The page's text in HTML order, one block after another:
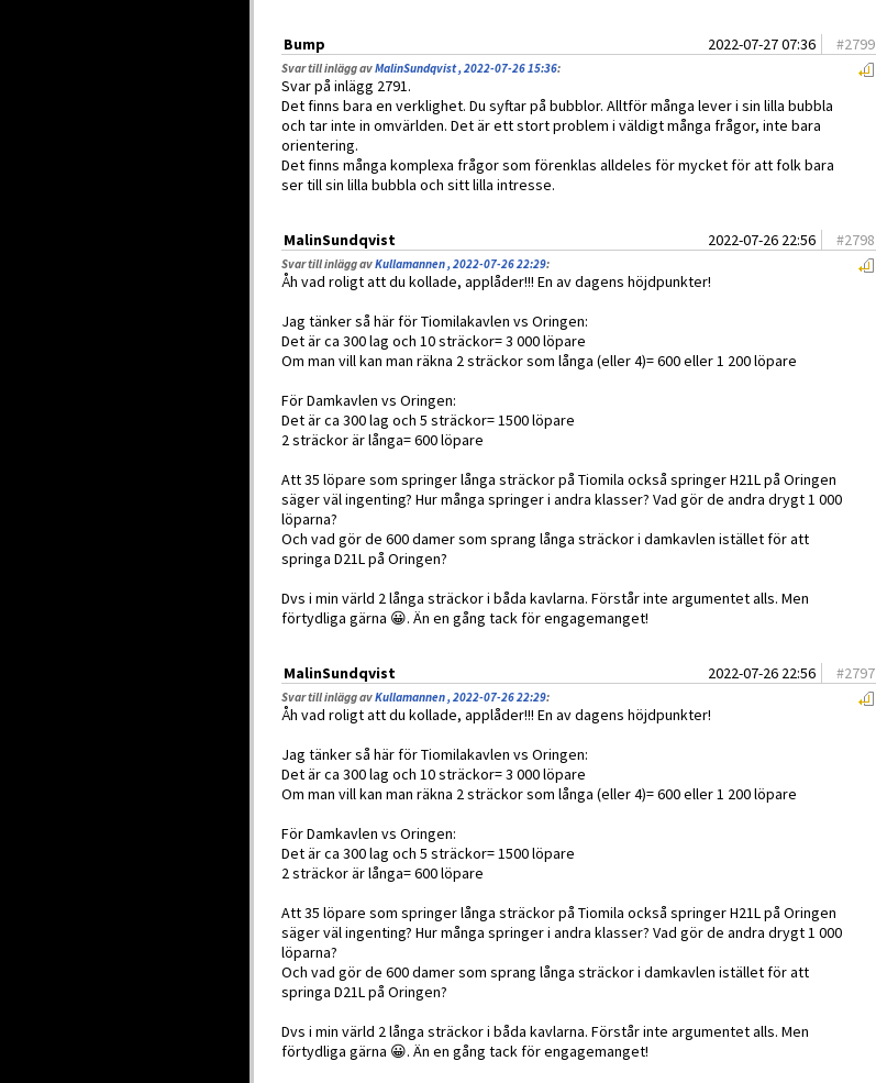
Bump 2022-07-27 07:36 #2799
Svar till inlägg avMalinSundqvist , 2022-07-26 15:36:
Svar på inlägg 2791.
Det finns bara en verklighet. Du syftar på bubblor. Alltför många lever i sin lilla bubbla
och tar inte in omvärlden. Det är ett stort problem i väldigt många frågor, inte bara
orientering.
Det finns många komplexa frågor som förenklas alldeles för mycket för att folk bara
ser till sin lilla bubbla och sitt lilla intresse.
MalinSundqvist 2022-07-26 22:56 #2798
Svar till inlägg avKullamannen , 2022-07-26 22:29:
Åh vad roligt att du kollade, applåder!!! En av dagens höjdpunkter!
Jag tänker så här för Tiomilakavlen vs Oringen:
Det är ca 300 lag och 10 sträckor= 3 000 löpare
Om man vill kan man räkna 2 sträckor som långa (eller 4)= 600 eller 1 200 löpare
För Damkavlen vs Oringen:
Det är ca 300 lag och 5 sträckor= 1500 löpare
2 sträckor är långa= 600 löpare
Att 35 löpare som springer långa sträckor på Tiomila också springer H21L på Oringen
säger väl ingenting? Hur många springer i andra klasser? Vad gör de andra drygt 1 000
löparna?
Och vad gör de 600 damer som sprang långa sträckor i damkavlen istället för att
springa D21L på Oringen?
Dvs i min värld 2 långa sträckor i båda kavlarna. Förstår inte argumentet alls. Men
förtydliga gärna 😀. Än en gång tack för engagemanget!
MalinSundqvist 2022-07-26 22:56 #2797
Svar till inlägg avKullamannen , 2022-07-26 22:29:
Åh vad roligt att du kollade, applåder!!! En av dagens höjdpunkter!
Jag tänker så här för Tiomilakavlen vs Oringen:
Det är ca 300 lag och 10 sträckor= 3 000 löpare
Om man vill kan man räkna 2 sträckor som långa (eller 4)= 600 eller 1 200 löpare
För Damkavlen vs Oringen:
Det är ca 300 lag och 5 sträckor= 1500 löpare
2 sträckor är långa= 600 löpare
Att 35 löpare som springer långa sträckor på Tiomila också springer H21L på Oringen
säger väl ingenting? Hur många springer i andra klasser? Vad gör de andra drygt 1 000
löparna?
Och vad gör de 600 damer som sprang långa sträckor i damkavlen istället för att
springa D21L på Oringen?
Dvs i min värld 2 långa sträckor i båda kavlarna. Förstår inte argumentet alls. Men
förtydliga gärna 😀. Än en gång tack för engagemanget!